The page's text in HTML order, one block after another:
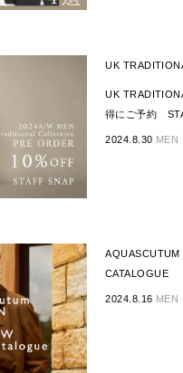
UK
UK
得にご予約
2024.8.30 MEN
AQUASCUTUM
CATALOGUE
2024.8.16 MEN